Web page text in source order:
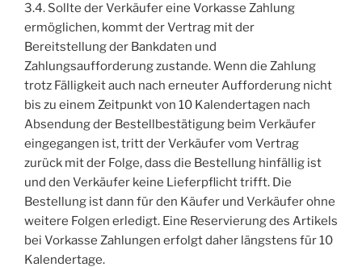
3.4. Sollte der Verkäufer eine Vorkasse Zahlung
ermöglichen, kommt der Vertrag mit der
Bereitstellung der Bankdaten und
Zahlungsaufforderung zustande. Wenn die Zahlung
trotz Fälligkeit auch nach erneuter Aufforderung nicht
bis zu einem Zeitpunkt von 10 Kalendertagen nach
Absendung der Bestellbestätigung beim Verkäufer
eingegangen ist, tritt der Verkäufer vom Vertrag
zurück mit der Folge, dass die Bestellung hinfällig ist
und den Verkäufer keine Lieferpflicht trifft. Die
Bestellung ist dann für den Käufer und Verkäufer ohne
weitere Folgen erledigt. Eine Reservierung des Artikels
bei Vorkasse Zahlungen erfolgt daher längstens für 10
Kalendertage.